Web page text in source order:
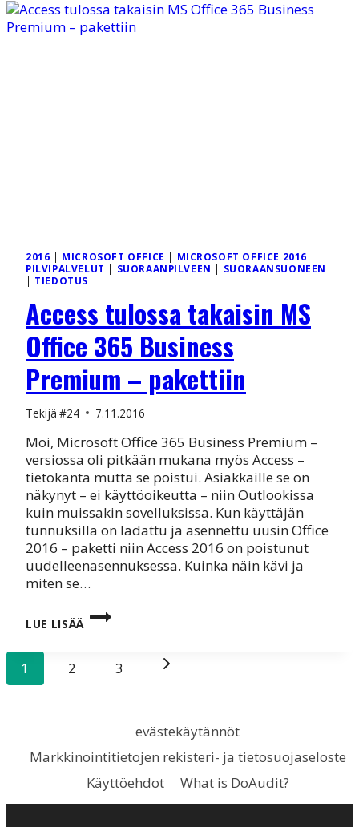
AIKANA
MUUTOKSIA
2016 | MICROSOFT OFFICE | MICROSOFT OFFICE 2016 |
PILVIPALVELUT | SUORAANPILVEEN | SUORAANSUONEEN
| TIEDOTUS
Access tulossa takaisin MS
Office 365 Business
Premium – pakettiin
Tekijä #24 7.11.2016
Moi, Microsoft Office 365 Business Premium –
versiossa oli pitkään mukana myös Access –
tietokanta mutta se poistui. Asiakkaille se on
näkynyt – ei käyttöoikeutta – niin Outlookissa
kuin muissakin sovelluksissa. Kun käyttäjän
tunnuksilla on ladattu ja asennettu uusin Office
2016 – paketti niin Access 2016 on poistunut
uudelleenasennuksessa. Kuinka näin kävi ja
miten se…
LUE LISÄÄ
ACCESS
TULOSSA
OFFICE
PAKETTIIN
Sivunavigointi
1 2 3
Seuraava
evästekäytännöt
Markkinointitietojen rekisteri- ja tietosuojaseloste
Käyttöehdot
What is DoAudit?